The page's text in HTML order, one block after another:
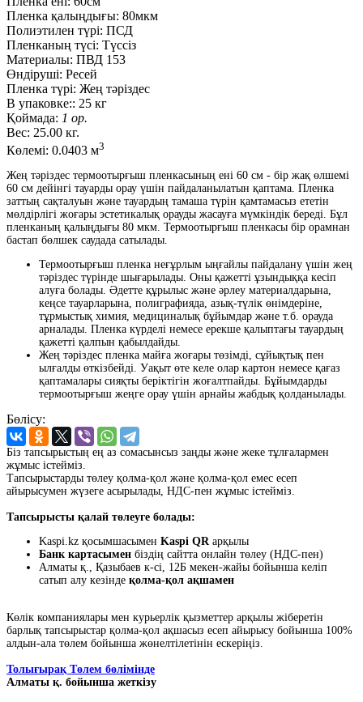
Пленка қалыңдығы: 80мкм
Полиэтилен түрі: ПСД
Пленканың түсі: Түссіз
Материалы: ПВД 153
Өндіруші: Ресей
Пленка түрі: Жең тәріздес
В упаковке:: 25 кг
Қоймада: 1 ор.
Вес: 25.00 кг.
Көлемі: 0.0403 м3
Жең тәріздес термоотырғыш пленкасының ені 60 см - бір жақ өлшемі
60 см дейінгі тауарды орау үшін пайдаланылатын қаптама. Пленка
заттың сақталуын және тауардың тамаша түрін қамтамасыз ететін
мөлдірлігі жоғары эстетикалық орауды жасауға мүмкіндік береді. Бұл
пленканың қалыңдығы 80 мкм. Термоотырғыш пленкасы бір орамнан
бастап бөлшек саудада сатылады.
Термоотырғыш пленка неғұрлым ыңғайлы пайдалану үшін жең
тәріздес түрінде шығарылады. Оны қажетті ұзындыққа кесіп
алуға болады. Әдетте құрылыс және әрлеу материалдарына,
кеңсе тауарларына, полиграфияда, азық-түлік өнімдеріне,
тұрмыстық химия, медициналық бұйымдар және т.б. орауда
арналады. Пленка күрделі немесе ерекше қалыптағы тауардың
қажетті қалпын қабылдайды.
Жең тәріздес пленка майға жоғары төзімді, сұйықтық пен
ылғалды өткізбейді. Уақыт өте келе олар картон немесе қағаз
қаптамалары сияқты беріктігін жоғалтпайды. Бұйымдарды
термоотырғыш жеңге орау үшін арнайы жабдық қолданылады.
Бөлісу:
Біз тапсырыстың ең аз сомасынсыз заңды және жеке тұлғалармен
жұмыс істейміз.
Тапсырыстарды төлеу қолма-қол және қолма-қол емес есеп
айырысумен жүзеге асырылады, НДС-пен жұмыс істейміз.
Тапсырысты қалай төлеуге болады:
Kaspi.kz қосымшасымен Kaspi QRарқылы
Банк картасымен біздің сайтта онлайн төлеу (НДС-пен)
Алматы қ., Қазыбаев к-сі, 12Б мекен-жайы бойынша келіп
сатып алу кезінде қолма-қол ақшамен
Көлік компаниялары мен курьерлік қызметтер арқылы жіберетін
барлық тапсырыстар қолма-қол ақшасыз есеп айырысу бойынша 100%
алдын-ала төлем бойынша жөнелтілетінін ескеріңіз.
Толығырақ Төлем бөлімінде
Алматы қ. бойынша жеткізу